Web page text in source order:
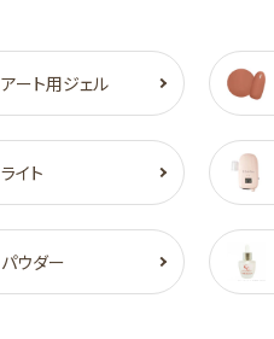
アート用ジェル
ライト
パウダー